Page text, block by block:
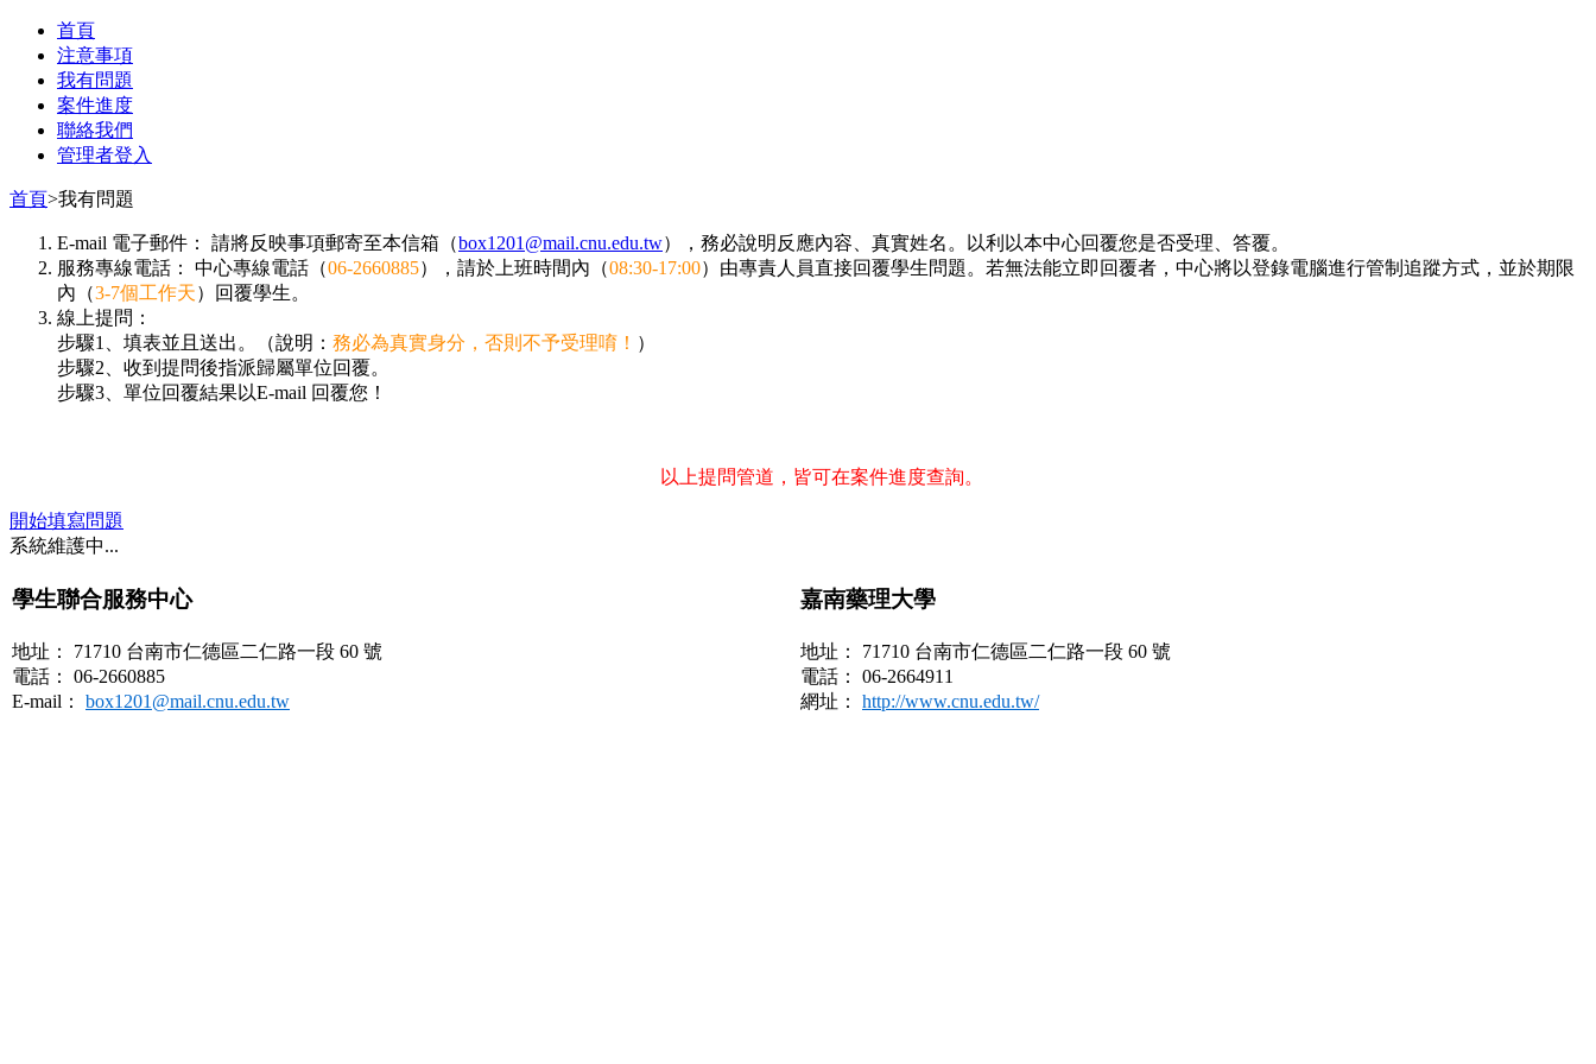
首頁
注意事項
我有問題
案件進度
聯絡我們
管理者登入
首頁>我有問題
E-mail 電子郵件： 請將反映事項郵寄至本信箱（box1201@mail.cnu.edu.tw），務必說明反應內容、真實姓名。以利以本中心回覆您是否受理、答覆。
服務專線電話： 中心專線電話（06-2660885），請於上班時間內（08:30-17:00）由專責人員直接回覆學生問題。若無法能立即回覆者，中心將以登錄電腦進行管制追蹤方式，並於期限
內（3-7個工作天）回覆學生。
線上提問：
步驟1、填表並且送出。（說明： 務必為真實身分，否則不予受理唷！ ）
步驟2、收到提問後指派歸屬單位回覆。
步驟3、單位回覆結果以E-mail 回覆您！
以上提問管道，皆可在案件進度查詢。
開始填寫問題
系統維護中...
學生聯合服務中心 嘉南藥理大學
地址： 71710 台南市仁德區二仁路一段 60 號
電話： 06-2660885
E-mail： box1201@mail.cnu.edu.tw
地址： 71710 台南市仁德區二仁路一段 60 號
電話： 06-2664911
網址： http://www.cnu.edu.tw/